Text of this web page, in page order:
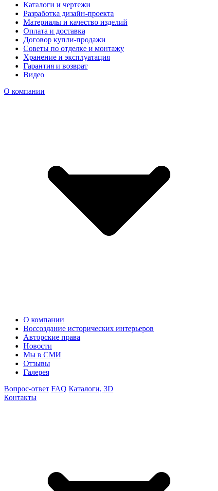
Каталоги и чертежи
Разработка дизайн-проекта
Материалы и качество изделий
Оплата и доставка
Договор купли-продажи
Советы по отделке и монтажу
Хранение и эксплуатация
Гарантия и возврат
Видео
О компании
О компании
Воссоздание исторических интерьеров
Авторские права
Новости
Мы в СМИ
Отзывы
Галерея
Вопрос-ответ FAQ Каталоги, 3D
Контакты